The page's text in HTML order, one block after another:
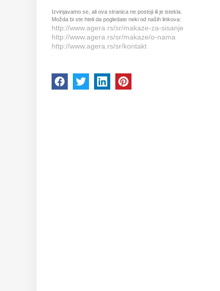
Izvinjavamo se, ali ova stranica ne postoji ili je istekla.
Možda bi ste hteli da pogledate neki od naših linkova:
http://www.agera.rs/sr/makaze-za-sisanje
http://www.agera.rs/sr/makaze/o-nama
http://www.agera.rs/sr/kontakt